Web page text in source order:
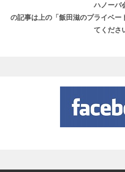
ハノーバ
の記事は上の「飯田滋のプライベー
てくださ